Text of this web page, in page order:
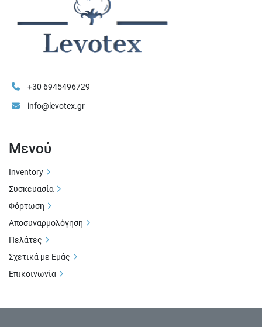
+30 6945496729
info@levotex.gr
Μενού
Inventory
Συσκευασία
Φόρτωση
Αποσυναρμολόγηση
Πελάτες
Σχετικά με Εμάς
Επικοινωνία